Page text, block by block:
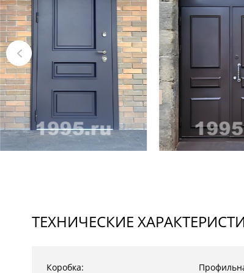
ТЕХНИЧЕСКИЕ
Коробка: